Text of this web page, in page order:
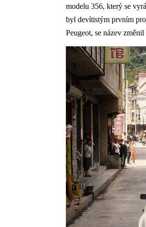
modelu 356, který se
byl devítistým prvním
Peugeot, se název